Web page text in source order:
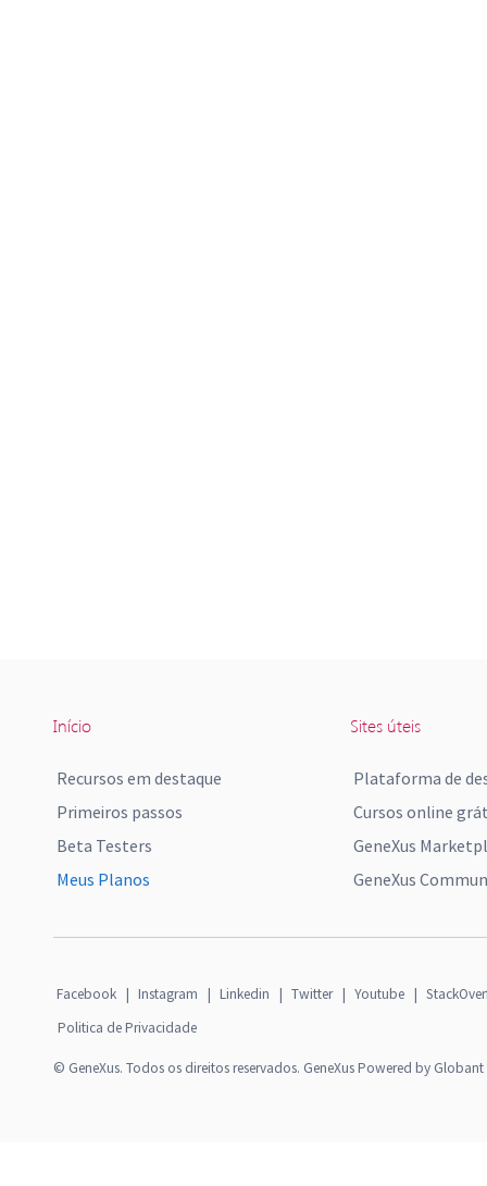
Início
Recursos em destaque
Primeiros passos
Beta Testers
Meus Planos
Sites úteis
Plataforma de
Cursos online
GeneXus
GeneXus
Facebook | Instagram | Linkedin | Twitter | Youtube |
Politica de Privacidade
© GeneXus. Todos os direitos reservados. GeneXus Powered by Globant